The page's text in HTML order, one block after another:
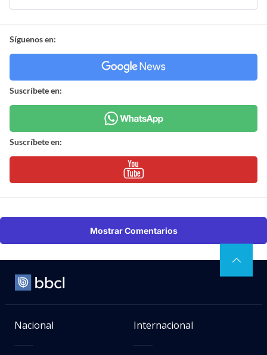
Síguenos en:
Suscríbete en:
Suscríbete en:
Mostrar Comentarios
Nacional Internacional